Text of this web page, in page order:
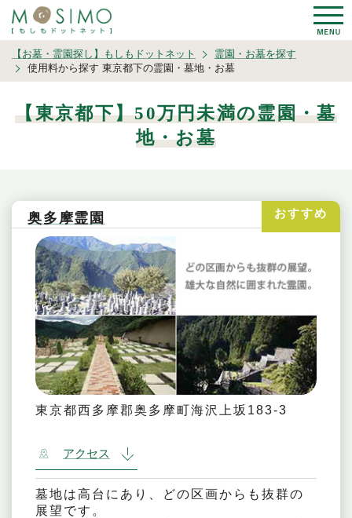
【お墓・霊園探し】もしもドットネット
霊園・お墓を探す
使用料から探す 東京都下の霊園・墓地・お墓
【東京都下】50万円未満の霊園・墓
地・お墓
奥多摩霊園
東京都西多摩郡奥多摩町海沢上坂183-3
アクセス
墓地は高台にあり、どの区画からも抜群の
展望です。